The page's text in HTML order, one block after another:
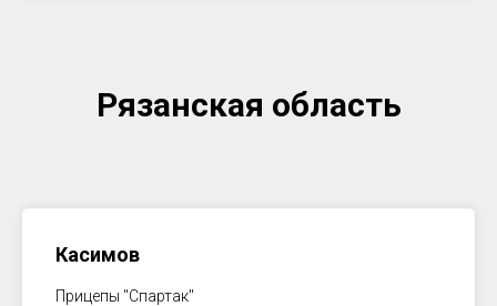
Рязанская область
Касимов
Прицепы "Спартак"